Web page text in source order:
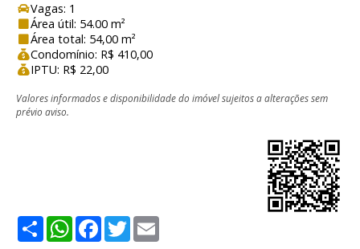
Vagas: 1
Área útil: 54.00 m²
Área total: 54,00 m²
Condomínio: R$ 410,00
IPTU: R$ 22,00
Valores informados e disponibilidade do imóvel sujeitos a alterações sem
prévio aviso.
ShareWhatsApp
Facebook
Twitter